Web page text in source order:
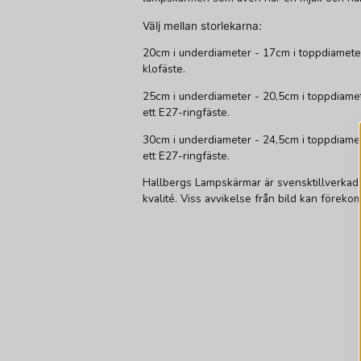
Välj mellan storlekarna:
20cm i underdiameter - 17cm i
klofäste.
25cm i underdiameter - 20,5cm i
ett E27-ringfäste.
30cm i underdiameter - 24,5cm i
ett E27-ringfäste.
Hallbergs Lampskärmar är
kvalité. Viss avvikelse från bild kan